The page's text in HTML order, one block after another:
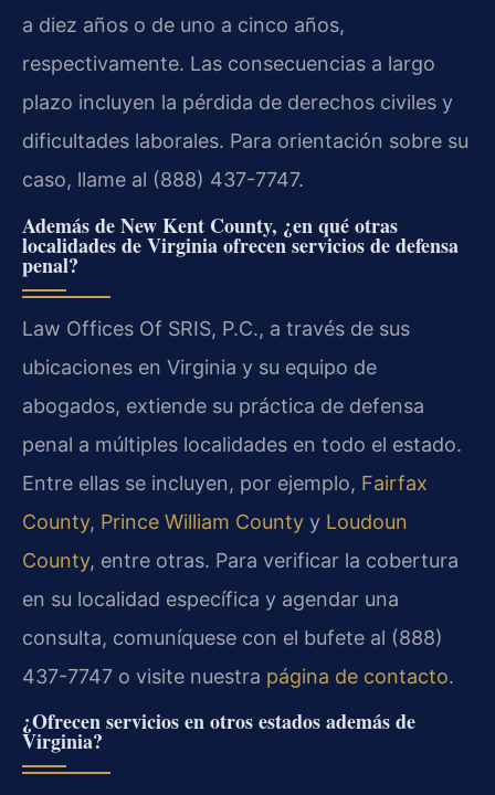
a diez años o de uno a cinco años,
respectivamente. Las consecuencias a largo
plazo incluyen la pérdida de derechos civiles y
dificultades laborales. Para orientación sobre su
caso, llame al (888) 437-7747.
Además de New Kent County, ¿en qué otras
localidades de Virginia ofrecen servicios de defensa
penal?
Law Offices Of SRIS, P.C., a través de sus
ubicaciones en Virginia y su equipo de
abogados, extiende su práctica de defensa
penal a múltiples localidades en todo el estado.
Entre ellas se incluyen, por ejemplo, Fairfax
County, Prince William County y Loudoun
County, entre otras. Para verificar la cobertura
en su localidad específica y agendar una
consulta, comuníquese con el bufete al (888)
437-7747 o visite nuestra página de contacto.
¿Ofrecen servicios en otros estados además de
Virginia?